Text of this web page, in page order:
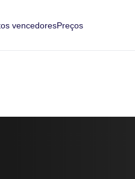
vencedoresPreços